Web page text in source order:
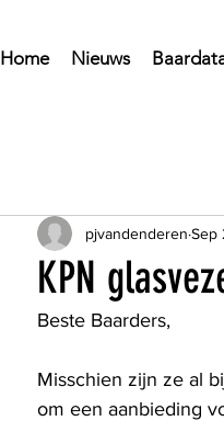
Home Nieuws
KPN
pjvandenderen Sep
Beste Baarders,
Misschien zijn ze al
om een aanbieding